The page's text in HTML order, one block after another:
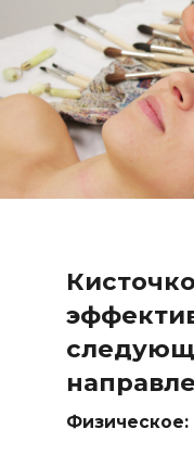
Физическое: